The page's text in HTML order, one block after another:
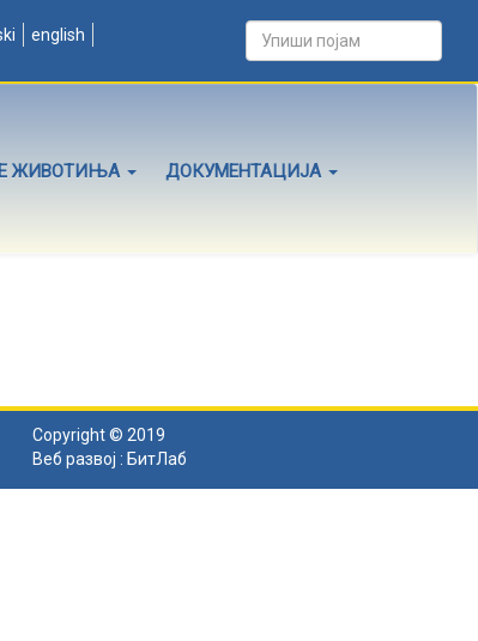
english
ЖИВОТИЊА ДОКУМЕНТАЦИЈА
Copyright © 2019
Веб развој : БитЛаб